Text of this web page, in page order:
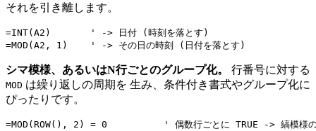
それを引き離します。
=INT(A2)       ' -> 日付 (時刻を落とす)
シマ模様、あるいはN行ごとのグループ化。 行番号に対する
MOD は繰り返しの周期を 生み、条件付き書式やグループ化に
ぴったりです。
=MOD(ROW(), 2) = 0          ' 偶数行ごとに TRUE -> 縞模様